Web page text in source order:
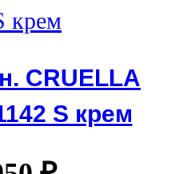
CRUELLA
S крем